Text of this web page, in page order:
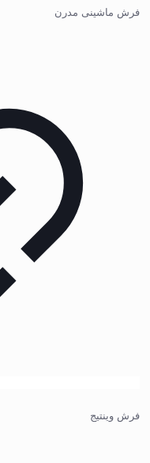
فرش ماشینی مدرن
فرش وینتیج